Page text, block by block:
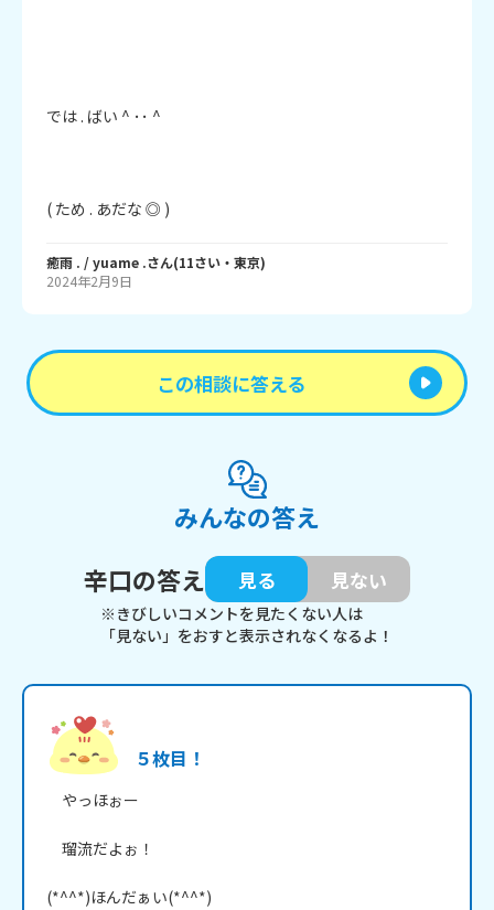
では . ばい ^ ･･ ^
( ため . あだな ◎ )
癒雨 . / yuame .さん(11さい・ 東京)
2024年2月9日
この相談に答える
みんなの答え
辛口の答え
見る 見ない
※きびしいコメントを見たくない人は
「見ない」をおすと表示されなくなるよ！
５枚目！
やっほぉー
瑠流だよぉ！
(*^^*)ほんだぁい(*^^*)